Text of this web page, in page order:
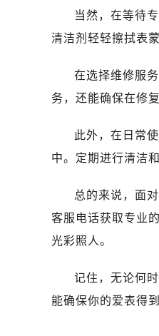
厦门
福州
重庆
长
太原
沈
乌
温
佛
无
南
当然，在等待
清洁剂轻轻擦拭表
在选择维修服
务，还能确保在修
此外，在日常
中。定期进行清洁
总的来说，面
客服电话获取专业
光彩照人。
记住，无论何
能确保你的爱表得